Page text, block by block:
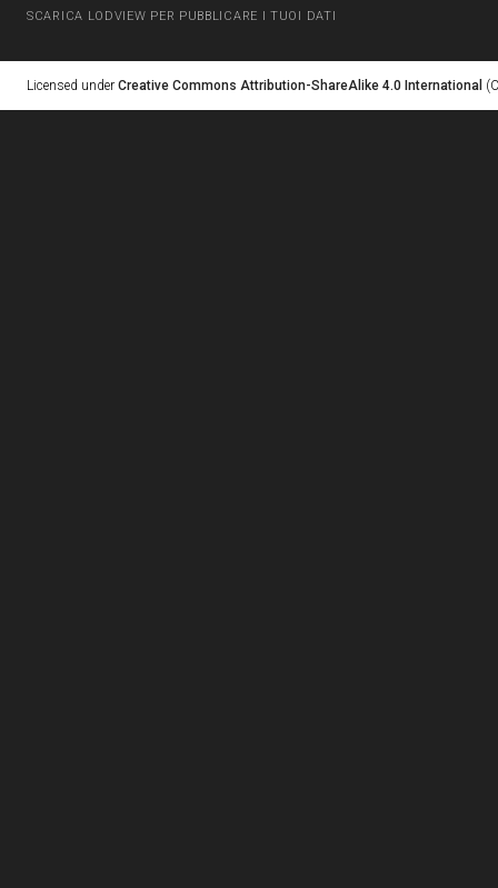
SCARICA LODVIEW PER PUBBLICARE I TUOI DATI
Licensed under Creative Commons Attribution-ShareAlike 4.0 International